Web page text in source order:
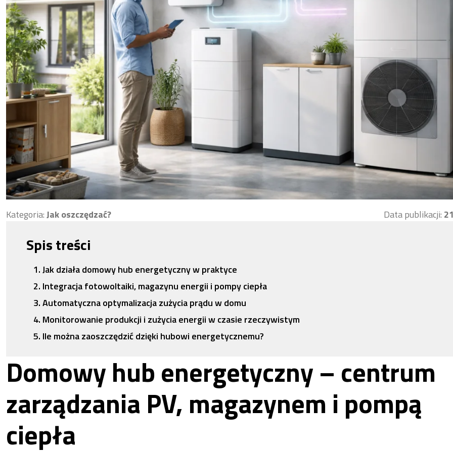
Kategoria:Jak oszczędzać? Data publikacji:
Spis treści
Jak działa domowy hub energetyczny w praktyce
Integracja fotowoltaiki, magazynu energii i pompy ciepła
Automatyczna optymalizacja zużycia prądu w domu
Monitorowanie produkcji i zużycia energii w czasie rzeczywistym
Ile można zaoszczędzić dzięki hubowi energetycznemu?
Domowy hub energetyczny – centrum
zarządzania PV, magazynem i pompą
ciepła